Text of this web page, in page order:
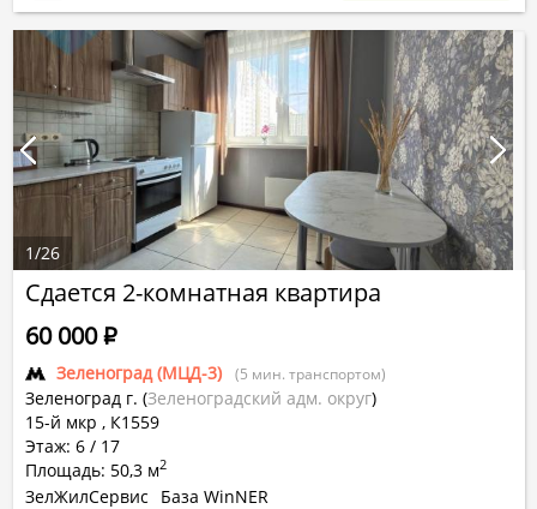
Сдается 2-комнатная квартира
Зеленоград (МЦД-3) (5 мин. транспортом)
Зеленоград г. (Зеленоградский адм. округ)
15-й мкр , К1559
Этаж: 6 / 17
Площадь: 50,3 м2
60 000Р
ЗелЖилСервис
База WinNER
1/26